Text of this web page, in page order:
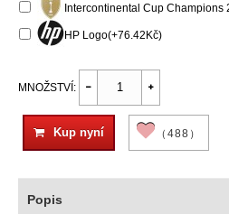
Intercontinental Cup Champions
HP Logo(+76.42Kč)
MNOŽSTVÍ:
Kup nyní （488）
Popis